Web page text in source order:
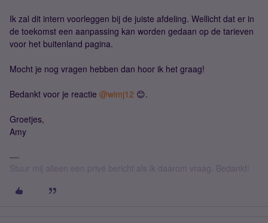
Ik zal dit intern voorleggen bij de juiste afdeling. Wellicht dat er in
de toekomst een aanpassing kan worden gedaan op de tarieven
voor het buitenland pagina.
Mocht je nog vragen hebben dan hoor ik het graag!
Bedankt voor je reactie @wimj12 😊.
Groetjes,
Amy
Stuur mij alleen een privé bericht als ik daarom vraag. Bedankt!